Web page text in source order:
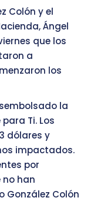
Colón y el
Ángel
que los
a
los
la
Ti. Los
dólares y
impactados.
por
no han
González Colón